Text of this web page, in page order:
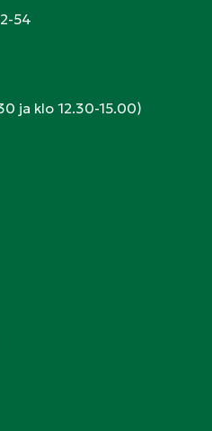
54
ja klo 12.30-15.00)